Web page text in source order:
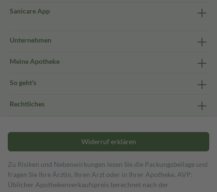
Sanicare App
Unternehmen
Meine Apotheke
So geht's
Rechtliches
Widerruf erklären
Zu Risiken und Nebenwirkungen lesen Sie die Packungsbeilage und
fragen Sie Ihre Ärztin, Ihren Arzt oder in Ihrer Apotheke. AVP:
Üblicher Apothekenverkaufspreis berechnet nach der